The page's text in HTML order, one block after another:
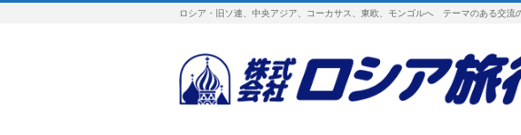
ロシア・旧ソ連、中央アジア、コーカサス、東欧、モンゴルへ テーマのある交流